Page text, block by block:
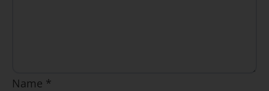
Name *